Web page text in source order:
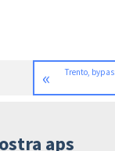
«
Trento,
aps